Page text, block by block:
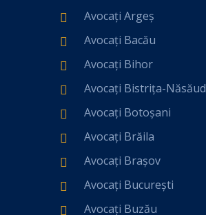
Avocați Argeș
Avocați Bacău
Avocați Bihor
Avocați Bistrița-Năsăud
Avocați Botoșani
Avocați Brăila
Avocați Brașov
Avocați București
Avocați Buzău